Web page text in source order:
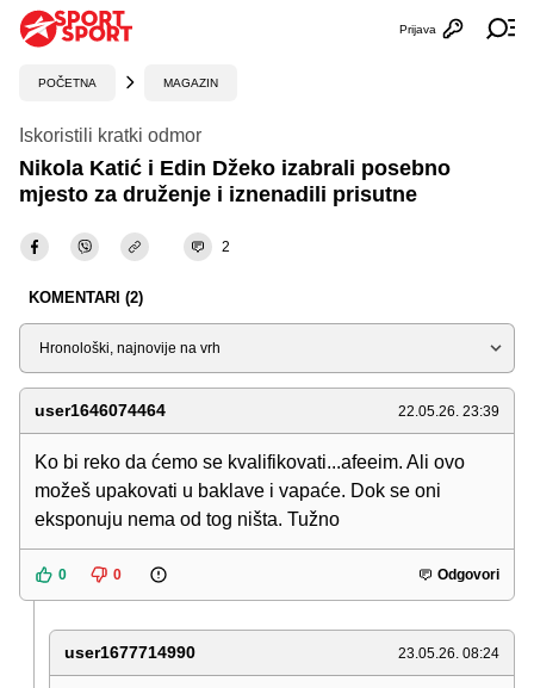
Otvori
Prijava
POČETNA MAGAZIN
Iskoristili kratki odmor
Nikola Katić i Edin Džeko izabrali posebno
mjesto za druženje i iznenadili prisutne
2
KOMENTARI (2)
Sortiraj
user1646074464 22.05.26. 23:39
Ko bi reko da ćemo se kvalifikovati...afeeim. Ali ovo
možeš upakovati u baklave i vapaće. Dok se oni
eksponuju nema od tog ništa. Tužno
0 0 Odgovori
user1677714990 23.05.26. 08:24